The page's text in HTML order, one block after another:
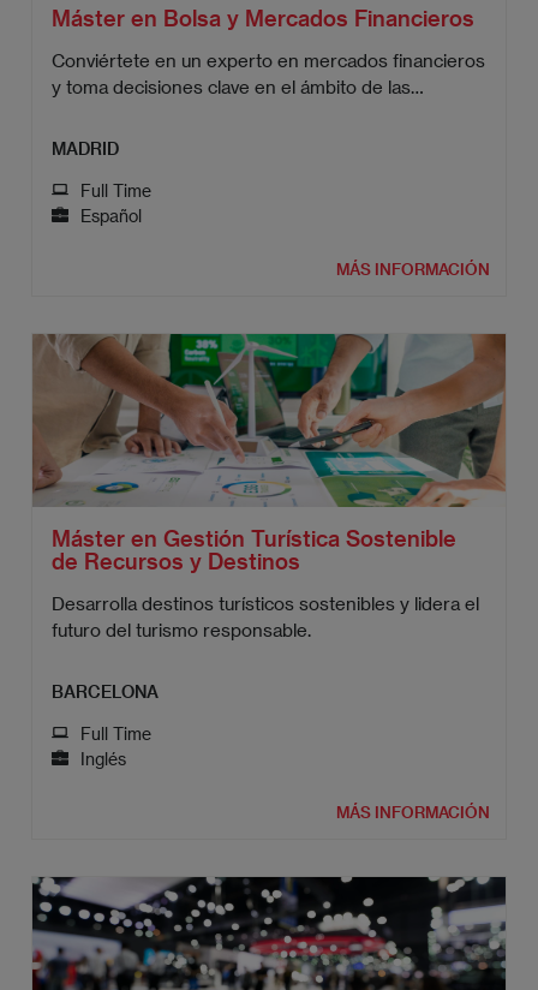
Máster en Bolsa y Mercados Financieros
Conviértete en un experto en mercados financieros
y toma decisiones clave en el ámbito de las
MADRID
Full Time
Español
MÁS INFORMACIÓN
Máster en Gestión Turística Sostenible
de Recursos y Destinos
Desarrolla destinos turísticos sostenibles y lidera el
futuro del turismo responsable.
BARCELONA
Full Time
Inglés
MÁS INFORMACIÓN